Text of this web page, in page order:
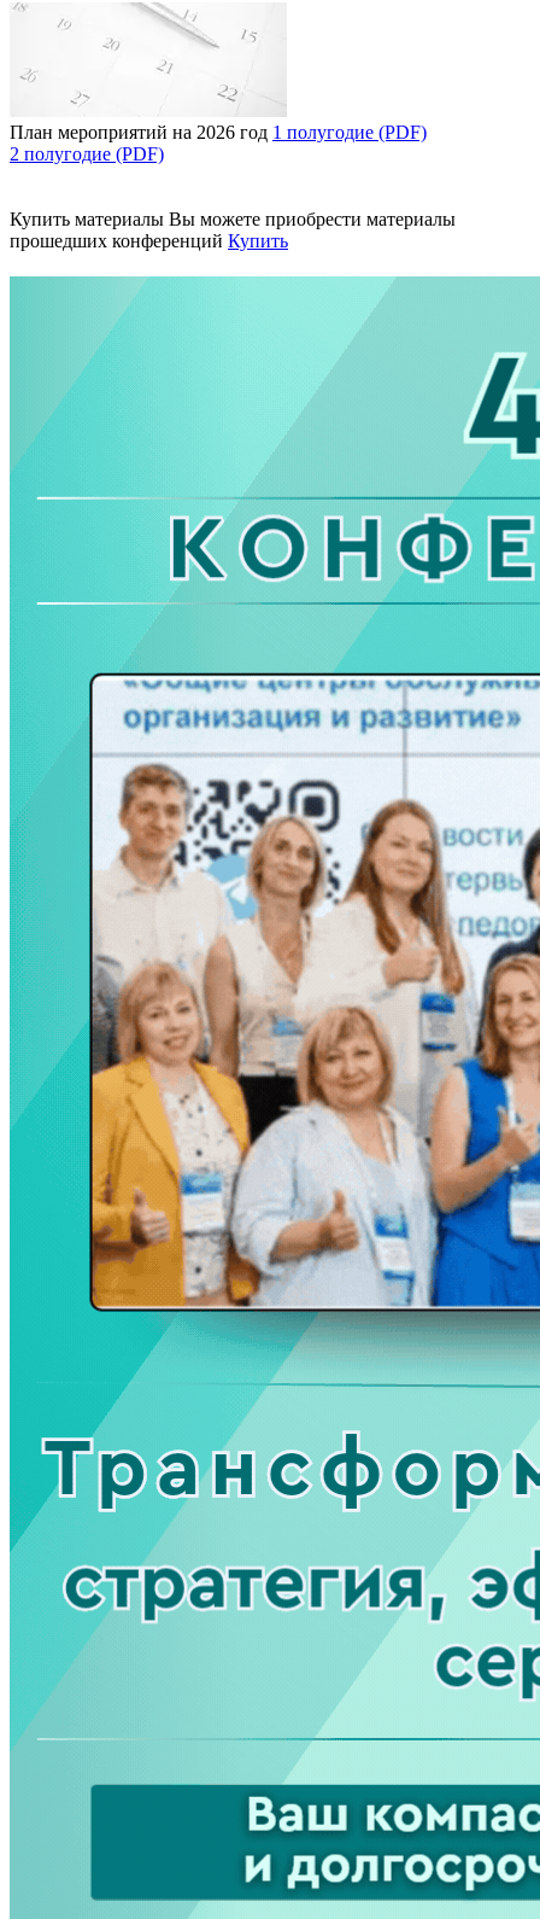
План мероприятий на 2026 год 1 полугодие (PDF)
2 полугодие (PDF)
Купить материалы Вы можете приобрести материалы
прошедших конференций Купить